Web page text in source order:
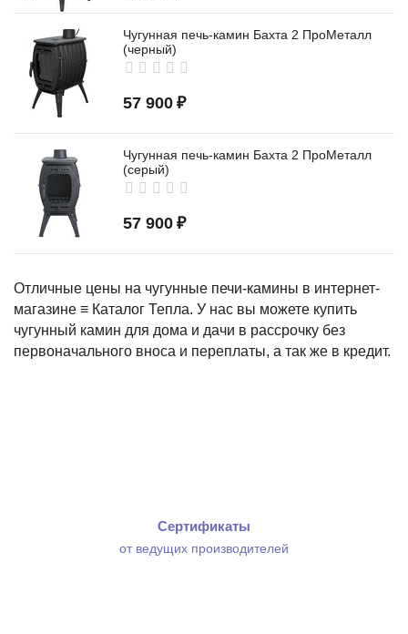
Отличные цены на чугунные печи-камины в интернет-
магазине ≡ Каталог Тепла. У нас вы можете купить
чугунный камин для дома и дачи в рассрочку без
первоначального вноса и переплаты, а так же в кредит.
Чугунная печь-камин Бахта 2 ПроМеталл
(черный)
57 900 ₽
Чугунная печь-камин Бахта 2 ПроМеталл
(серый)
57 900 ₽
Сертификаты
от ведущих производителей